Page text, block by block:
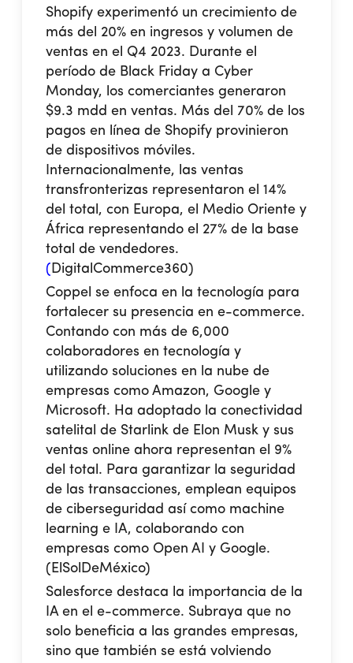
Shopify experimentó un crecimiento de
más del 20% en ingresos y volumen de
ventas en el Q4 2023. Durante el
período de Black Friday a Cyber
Monday, los comerciantes generaron
$9.3 mdd en ventas. Más del 70% de los
pagos en línea de Shopify provinieron
de dispositivos móviles.
Internacionalmente, las ventas
transfronterizas representaron el 14%
del total, con Europa, el Medio Oriente y
África representando el 27% de la base
total de vendedores.
( DigitalCommerce360)
Coppel se enfoca en la tecnología para
fortalecer su presencia en e-commerce.
Contando con más de 6,000
colaboradores en tecnología y
utilizando soluciones en la nube de
empresas como Amazon, Google y
Microsoft. Ha adoptado la conectividad
satelital de Starlink de Elon Musk y sus
ventas online ahora representan el 9%
del total. Para garantizar la seguridad
de las transacciones, emplean equipos
de ciberseguridad así como machine
learning e IA, colaborando con
empresas como Open AI y Google.
( ElSolDeMéxico)
Salesforce destaca la importancia de la
IA en el e-commerce. Subraya que no
solo beneficia a las grandes empresas,
sino que también se está volviendo